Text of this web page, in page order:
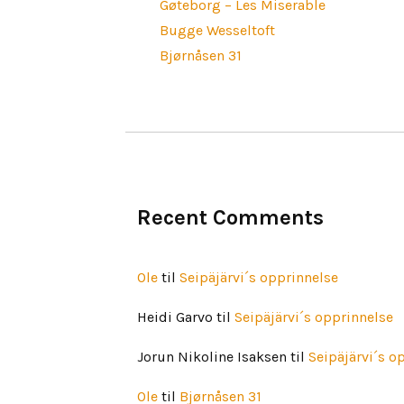
Gøteborg – Les Miserable
Bugge Wesseltoft
Bjørnåsen 31
Recent Comments
Oletil Seipäjärvi´s opprinnelse
Heidi Garvo til Seipäjärvi´s opprinnelse
Jorun Nikoline Isaksen til Seipäjärvi´s
Oletil Bjørnåsen 31